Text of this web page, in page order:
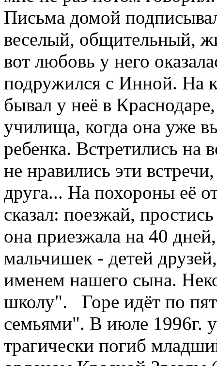
Письма домой
веселый, общительный,
вот любовь у него
подружился с Инной. На
бывал у неё в
училища, когда она уже
ребенка. Встретились на
не нравились эти
друга... На похороны её
сказал: поезжай,
она приезжала на 40
мальчишек - детей
именем нашего сына.
школу". Горе идёт по
семьями". В июле 1996г.
трагически погиб